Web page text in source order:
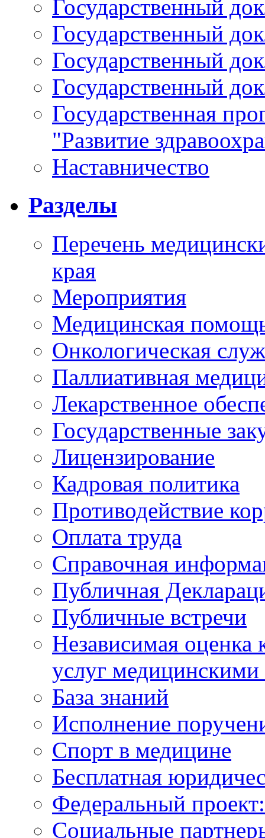
Государственный
Государственный
Государственный
Государственный
Государственная
"Развитие
Наставничество
Разделы
Перечень
края
Мероприятия
Медицинская
Онкологическая
Паллиативная
Лекарственное
Государственные
Лицензирование
Кадровая политика
Противодействие
Оплата труда
Справочная
Публичная
Публичные встречи
Независимая оценка
услуг
База знаний
Исполнение
Спорт в медицине
Бесплатная
Федеральный
Социальные